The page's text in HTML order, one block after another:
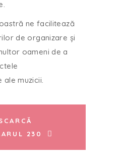
ne facilitează
de organizare și
oameni de a
ale muzicii.
230